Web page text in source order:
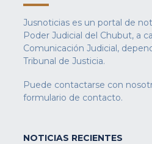
Jusnoticias es un portal de
Poder Judicial del Chubut, a
Comunicación Judicial,
Tribunal de Justicia.
Puede contactarse con
formulario de contacto.
NOTICIAS RECIENTES